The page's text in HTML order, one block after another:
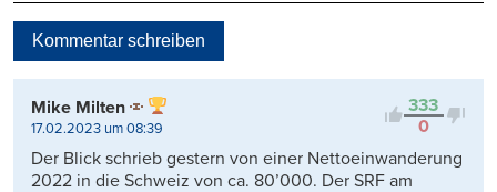
Kontrovers
Kommentar schreiben
333
0
Mike Milten
17.02.2023 um 08:39
Der Blick schrieb gestern von einer Nettoeinwanderung
2022 in die Schweiz von ca. 80’000. Der SRF am